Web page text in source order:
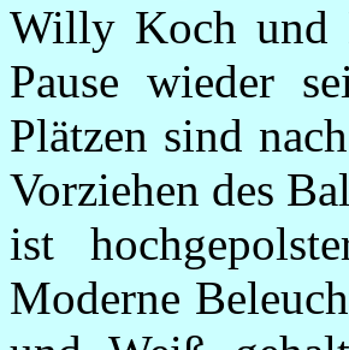
Willy Koch und
Pause wieder
Plätzen sind
Vorziehen des
ist
Moderne